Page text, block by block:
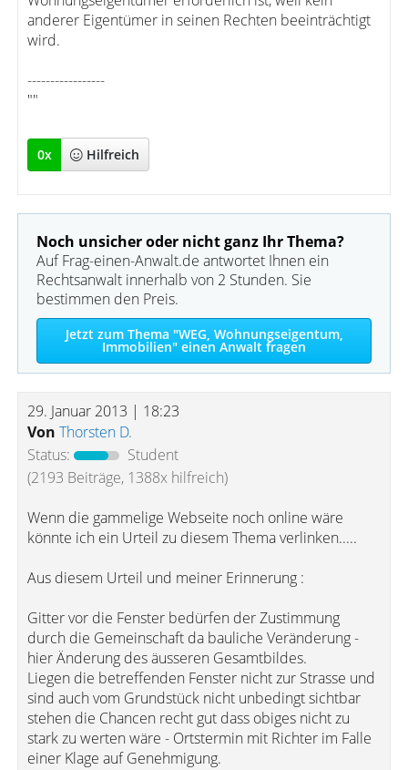
anderer Eigentümer in seinen Rechten beeinträchtigt
wird.
-----------------
""
0x Hilfreich
Noch unsicher oder nicht ganz Ihr Thema?
Auf Frag-einen-Anwalt.de antwortet Ihnen ein
Rechtsanwalt innerhalb von 2 Stunden. Sie
bestimmen den Preis.
Jetzt zum Thema "WEG, Wohnungseigentum,
Immobilien" einen Anwalt fragen
29. Januar 2013 | 18:23
Von Thorsten D.
Status:
Student
(2193 Beiträge, 1388x hilfreich)
Wenn die gammelige Webseite noch online wäre
könnte ich ein Urteil zu diesem Thema verlinken.....
Aus diesem Urteil und meiner Erinnerung :
Gitter vor die Fenster bedürfen der Zustimmung
durch die Gemeinschaft da bauliche Veränderung -
hier Änderung des äusseren Gesamtbildes.
Liegen die betreffenden Fenster nicht zur Strasse und
sind auch vom Grundstück nicht unbedingt sichtbar
stehen die Chancen recht gut dass obiges nicht zu
stark zu werten wäre - Ortstermin mit Richter im Falle
einer Klage auf Genehmigung.